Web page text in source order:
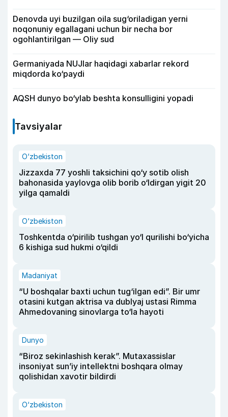
Denovda uyi buzilgan oila sug‘oriladigan yerni
noqonuniy egallagani uchun bir necha bor
ogohlantirilgan — Oliy sud
Germaniyada NUJlar haqidagi xabarlar rekord
miqdorda ko‘paydi
AQSH dunyo bo‘ylab beshta konsulligini yopadi
Tavsiyalar
O‘zbekiston
Jizzaxda 77 yoshli taksichini qo‘y sotib olish
bahonasida yaylovga olib borib o‘ldirgan yigit 20
yilga qamaldi
O‘zbekiston
Toshkentda o‘pirilib tushgan yo‘l qurilishi bo‘yicha
6 kishiga sud hukmi o‘qildi
Madaniyat
“U boshqalar baxti uchun tug‘ilgan edi”. Bir umr
otasini kutgan aktrisa va dublyaj ustasi Rimma
Ahmedovaning sinovlarga to‘la hayoti
Dunyo
“Biroz sekinlashish kerak”. Mutaxassislar
insoniyat sun’iy intellektni boshqara olmay
qolishidan xavotir bildirdi
O‘zbekiston